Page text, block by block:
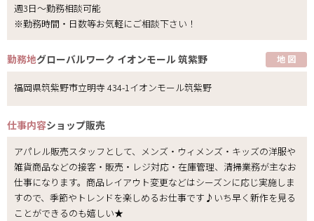
週3日～勤務相談可能
※勤務時間・日数等お気軽にご相談下さい！
勤務地グローバルワーク イオンモール 筑紫野 地 図
福岡県筑紫野市立明寺 434-1イオンモール筑紫野
仕事内容ショップ販売
アパレル販売スタッフとして、メンズ・ウィメンズ・キッズの洋服や
雑貨商品などの接客・販売・レジ対応・在庫管理、清掃業務が主なお
仕事になります。商品レイアウト変更などはシーズンに応じ実施しま
すので、季節やトレンドを楽しめるお仕事です♪いち早く新作を見る
ことができるのも嬉しい★